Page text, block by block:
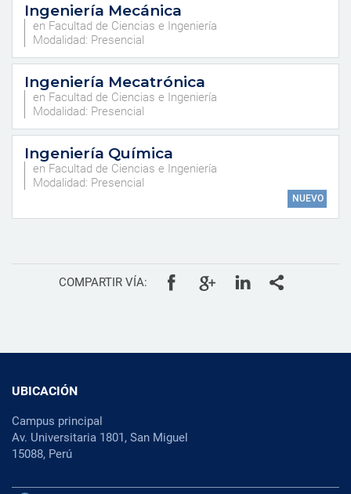
Ingeniería Mecánica
en Facultad de Ciencias e Ingeniería
Modalidad: Presencial
Ingeniería Mecatrónica
en Facultad de Ciencias e Ingeniería
Modalidad: Presencial
Ingeniería Química
en Facultad de Ciencias e Ingeniería
Modalidad: Presencial
NUEVO
COMPARTIR VÍA:
UBICACIÓN
Campus principal
Av. Universitaria 1801, San Miguel
15088, Perú